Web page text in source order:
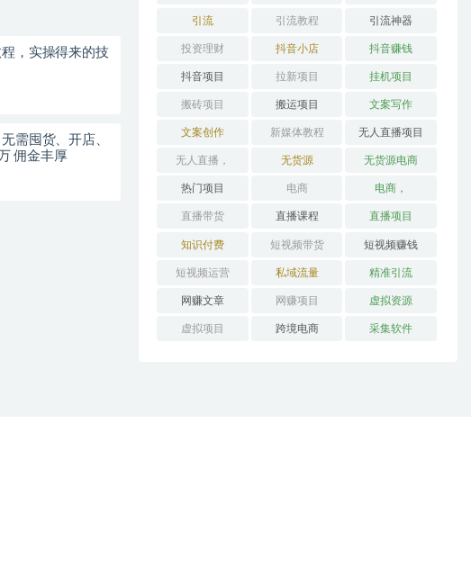
，实操得来的技
需囤货、开店、
佣金丰厚
引流 引流教程 引流神器
投资理财 抖音小店 抖音赚钱
抖音项目 拉新项目 挂机项目
搬砖项目 搬运项目 文案写作
文案创作 新媒体教程 无人直播项目
无人直播， 无货源 无货源电商
热门项目 电商 电商，
直播带货 直播课程 直播项目
知识付费 短视频带货 短视频赚钱
短视频运营 私域流量 精准引流
网赚文章 网赚项目 虚拟资源
虚拟项目 跨境电商 采集软件